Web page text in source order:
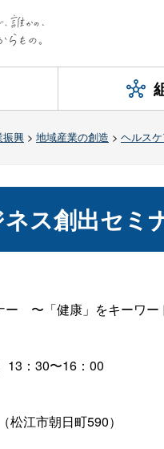
振興 > 地域産業の創造 > ヘルス
ス創出セミ
ー 〜「健康」をキーワ
13：30〜16：00
松江市朝日町590）